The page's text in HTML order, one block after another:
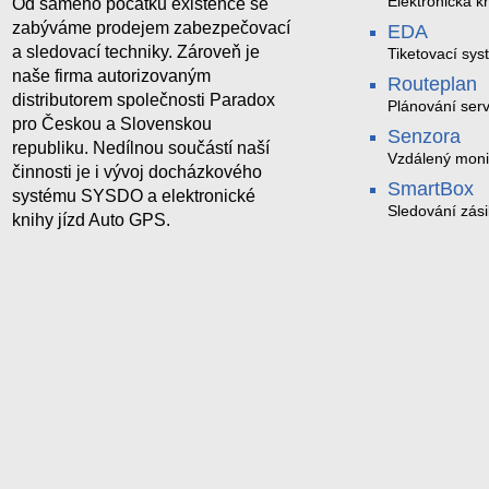
zabýváme prodejem zabezpečovací
a sledovací techniky. Zároveň je
naše firma autorizovaným
distributorem společnosti Paradox
pro Českou a Slovenskou
republiku. Nedílnou součástí naší
činnosti je i vývoj docházkového
systému SYSDO a elektronické
knihy jízd Auto GPS.
EDA
Tiketovací
Routeplan
Plánování
Senzora
Vzdálený
SmartBox
Sledování